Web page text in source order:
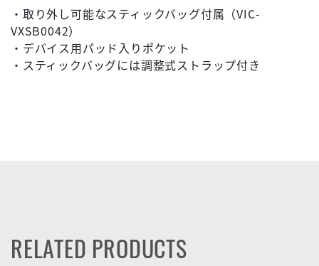
・取り外し可能なスティックバッグ付属（VIC-
VXSB0042）
・デバイス用パッド入りポケット
・スティックバッグには調整式ストラップ付き
RELATED PRODUCTS